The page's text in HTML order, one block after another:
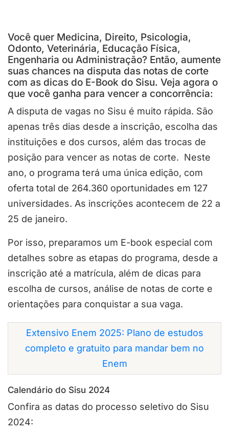
Você quer Medicina, Direito, Psicologia,
Odonto, Veterinária, Educação Física,
Engenharia ou Administração? Então, aumente
suas chances na disputa das notas de corte
com as dicas do E-Book do Sisu. Veja agora o
que você ganha para vencer a concorrência:
A disputa de vagas no Sisu é muito rápida. São
apenas três dias desde a inscrição, escolha das
instituições e dos cursos, além das trocas de
posição para vencer as notas de corte. Neste
ano, o programa terá uma única edição, com
oferta total de 264.360 oportunidades em 127
universidades. As inscrições acontecem de 22 a
25 de janeiro.
Por isso, preparamos um E-book especial com
detalhes sobre as etapas do programa, desde a
inscrição até a matrícula, além de dicas para
escolha de cursos, análise de notas de corte e
orientações para conquistar a sua vaga.
Extensivo Enem 2025: Plano de estudos
completo e gratuito para mandar bem no
Enem
Calendário do Sisu 2024
Confira as datas do processo seletivo do Sisu
2024: